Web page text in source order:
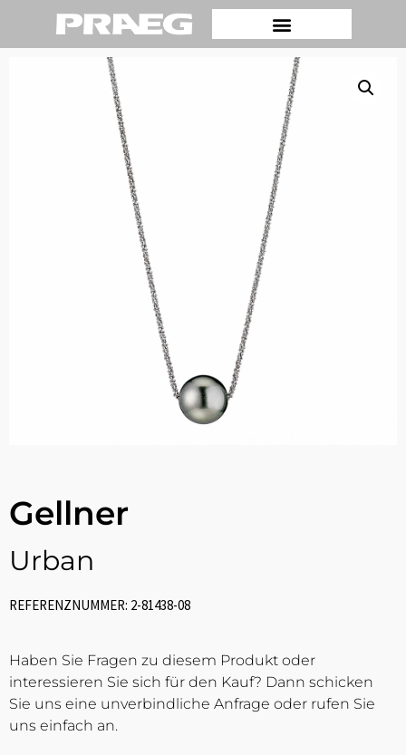
Gellner
Urban
REFERENZNUMMER: 2-81438-08
Haben Sie Fragen zu diesem Produkt oder
interessieren Sie sich für den Kauf? Dann schicken
Sie uns eine unverbindliche Anfrage oder rufen Sie
uns einfach an.